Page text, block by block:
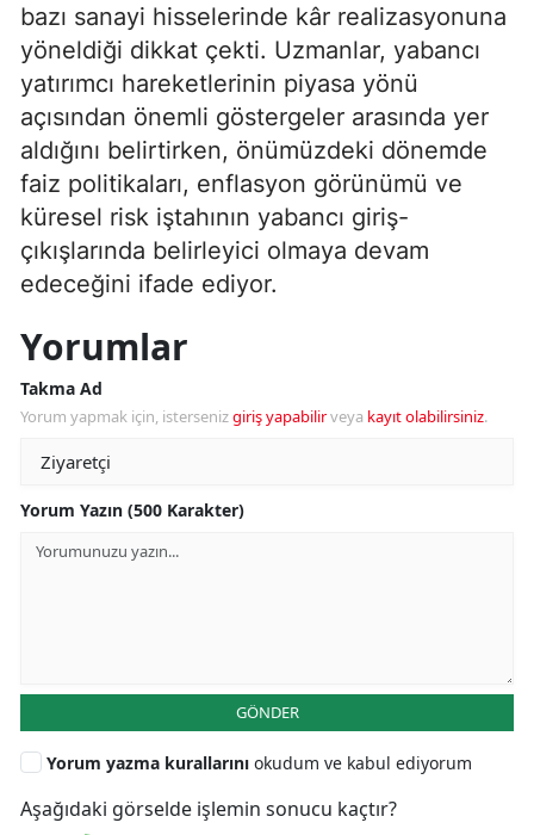
bazı sanayi hisselerinde kâr realizasyonuna
yöneldiği dikkat çekti. Uzmanlar, yabancı
yatırımcı hareketlerinin piyasa yönü
açısından önemli göstergeler arasında yer
aldığını belirtirken, önümüzdeki dönemde
faiz politikaları, enflasyon görünümü ve
küresel risk iştahının yabancı giriş-
çıkışlarında belirleyici olmaya devam
edeceğini ifade ediyor.
Yorumlar
Takma Ad
Yorum yapmak için, istersenizgiriş yapabilirveya kayıt olabilirsiniz.
Yorum Yazın (500 Karakter)
GÖNDER
Yorum yazma kurallarını okudum ve kabul ediyorum
Aşağıdaki görselde işlemin sonucu kaçtır?